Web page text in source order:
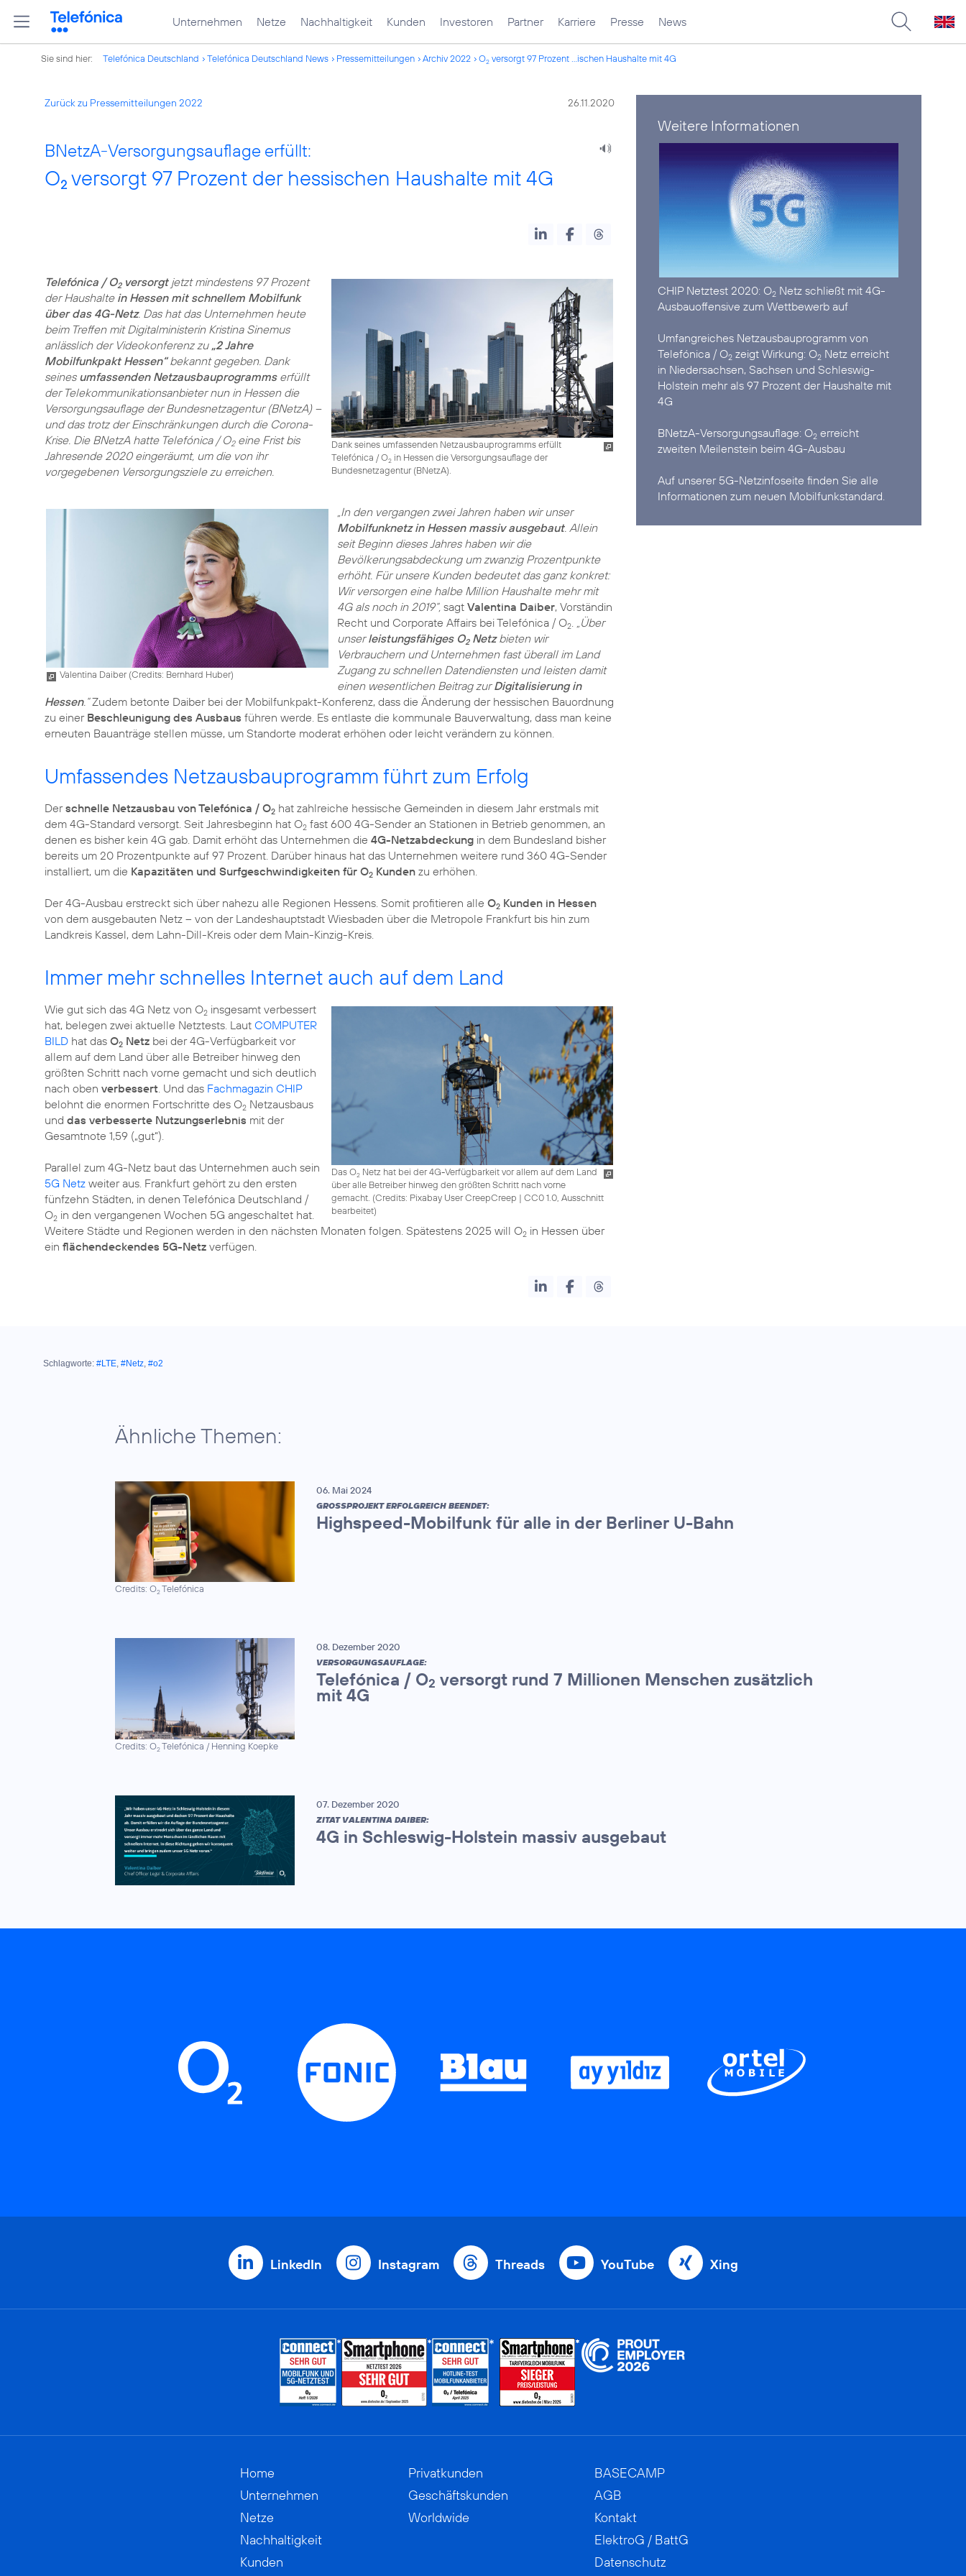
Unternehmen Netze Nachhaltigkeit Kunden Investoren Partner Karriere Presse News
Sie sind hier: Telefónica Deutschland Telefónica Deutschland News Pressemitteilungen Archiv 2022 O2 versorgt 97 Prozent ...ischen Haushalte mit 4G
Zurück zu Pressemitteilungen 2022 26.11.2020
BNetzA-Versorgungsauflage erfüllt:
O2 versorgt 97 Prozent der hessischen Haushalte mit 4G
Dank seines umfassenden Netzausbauprogramms erfüllt
Telefónica / O2in Hessen die Versorgungsauflage der
Bundesnetzagentur (BNetzA).
Telefónica / O2versorgtjetzt mindestens 97 Prozent
der Haushalte in Hessen mit schnellem Mobilfunk
über das 4G-Netz. Das hat das Unternehmen heute
beim Treffen mit Digitalministerin Kristina Sinemus
anlässlich der Videokonferenz zu „2 Jahre
Mobilfunkpakt Hessen“bekannt gegeben. Dank
seines umfassenden Netzausbauprogrammserfüllt
der Telekommunikationsanbieter nun in Hessen die
Versorgungsauflage der Bundesnetzagentur (BNetzA) –
und das trotz der Einschränkungen durch die Corona-
Krise. Die BNetzA hatte Telefónica / O2eine Frist bis
Jahresende 2020 eingeräumt, um die von ihr
vorgegebenen Versorgungsziele zu erreichen.
Valentina Daiber (Credits: Bernhard Huber)
„In den vergangen zwei Jahren haben wir unser
Mobilfunknetz in Hessen massiv ausgebaut. Allein
seit Beginn dieses Jahres haben wir die
Bevölkerungsabdeckung um zwanzig Prozentpunkte
erhöht. Für unsere Kunden bedeutet das ganz konkret:
Wir versorgen eine halbe Million Haushalte mehr mit
4G als noch in 2019“, sagt Valentina Daiber, Vorständin
Recht und Corporate Affairs bei Telefónica / O2.
„Über
unserleistungsfähiges O2Netzbieten wir
Verbrauchern und Unternehmen fast überall im Land
Zugang zu schnellen Datendiensten und leisten damit
einen wesentlichen Beitrag zurDigitalisierung in
Hessen.“Zudem betonte Daiber bei der Mobilfunkpakt-Konferenz, dass die Änderung der hessischen Bauordnung
zu einer Beschleunigung des Ausbaus führen werde. Es entlaste die kommunale Bauverwaltung, dass man keine
erneuten Bauanträge stellen müsse, um Standorte moderat erhöhen oder leicht verändern zu können.
Umfassendes Netzausbauprogramm führt zum Erfolg
Derschnelle Netzausbau von Telefónica / O2 hat zahlreiche hessische Gemeinden in diesem Jahr erstmals mit
dem 4G-Standard versorgt. Seit Jahresbeginn hat O2 fast 600 4G-Sender an Stationen in Betrieb genommen, an
denen es bisher kein 4G gab. Damit erhöht das Unternehmen die 4G-Netzabdeckung in dem Bundesland bisher
bereits um 20 Prozentpunkte auf 97 Prozent. Darüber hinaus hat das Unternehmen weitere rund 360 4G-Sender
installiert, um die Kapazitäten und Surfgeschwindigkeiten für O2 Kunden zu erhöhen.
Der 4G-Ausbau erstreckt sich über nahezu alle Regionen Hessens. Somit profitieren alle O2 Kunden in Hessen
von dem ausgebauten Netz – von der Landeshauptstadt Wiesbaden über die Metropole Frankfurt bis hin zum
Landkreis Kassel, dem Lahn-Dill-Kreis oder dem Main-Kinzig-Kreis.
Immer mehr schnelles Internet auch auf dem Land
Das O2Netz hat bei der 4G-Verfügbarkeit vor allem auf dem Land
über alle Betreiber hinweg den größten Schritt nach vorne
gemacht. (Credits: Pixabay User CreepCreep | CC0 1.0, Ausschnitt
bearbeitet)
Wie gut sich das 4G Netz von O2 insgesamt verbessert
hat, belegen zwei aktuelle Netztests. Laut COMPUTER
BILD hat das O2 Netz bei der 4G-Verfügbarkeit vor
allem auf dem Land über alle Betreiber hinweg den
größten Schritt nach vorne gemacht und sich deutlich
nach oben verbessert . Und das Fachmagazin CHIP
belohnt die enormen Fortschritte des O2 Netzausbaus
und das verbesserte Nutzungserlebnis mit der
Gesamtnote 1,59 („gut“).
Parallel zum 4G-Netz baut das Unternehmen auch sein
5G Netz weiter aus. Frankfurt gehört zu den ersten
fünfzehn Städten, in denen Telefónica Deutschland /
O2 in den vergangenen Wochen 5G angeschaltet hat.
Weitere Städte und Regionen werden in den nächsten Monaten folgen. Spätestens 2025 will O2 in Hessen über
ein flächendeckendes 5G-Netz verfügen.
Weitere Informationen
CHIP Netztest 2020: O2 Netz schließt mit 4G-
Ausbauoffensive zum Wettbewerb auf
Umfangreiches Netzausbauprogramm von
Telefónica / O2 zeigt Wirkung: O2 Netz erreicht
in Niedersachsen, Sachsen und Schleswig-
Holstein mehr als 97 Prozent der Haushalte mit
4G
BNetzA-Versorgungsauflage: O2 erreicht
zweiten Meilenstein beim 4G-Ausbau
Auf unserer 5G-Netzinfoseite finden Sie alle
Informationen zum neuen Mobilfunkstandard.
Schlagworte: #LTE, #Netz, #o2
Ähnliche Themen:
Credits: O2Telefónica
06. Mai 2024
GROSSPROJEKT ERFOLGREICH BEENDET:
Highspeed-Mobilfunk für alle in der Berliner U-Bahn
Credits: O2Telefónica / Henning Koepke
08. Dezember 2020
VERSORGUNGSAUFLAGE:
Telefónica / O2 versorgt rund 7 Millionen Menschen zusätzlich
mit 4G
07. Dezember 2020
ZITAT VALENTINA DAIBER:
4G in Schleswig-Holstein massiv ausgebaut
LinkedIn Instagram Threads YouTube Xing
Home
Unternehmen
Netze
Nachhaltigkeit
Kunden
Privatkunden
Geschäftskunden
Worldwide
BASECAMP
AGB
Kontakt
ElektroG / BattG
Datenschutz